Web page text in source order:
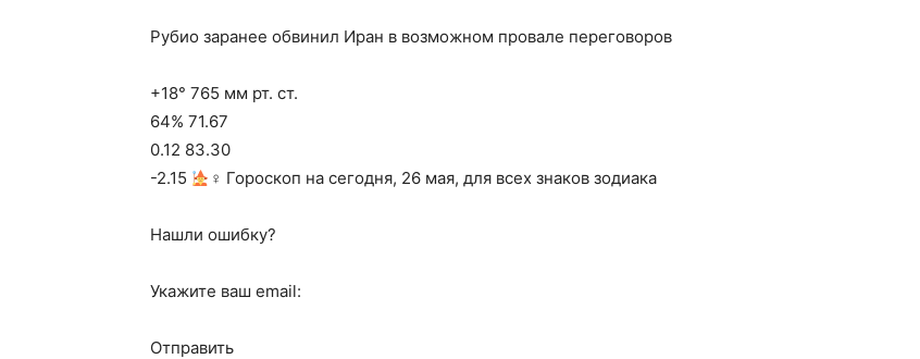
Рубио заранее обвинил Иран в возможном провале переговоров
+18° 765 мм рт. ст.
64% 71.67
0.12 83.30
-2.15
‍♀ Гороскоп на сегодня, 26 мая, для всех знаков зодиака
Нашли ошибку?
Укажите ваш email:
Отправить